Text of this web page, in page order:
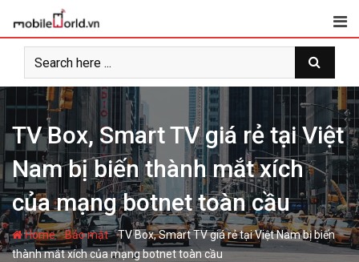
t
o
n
t
e
n
t
TV Box, Smart TV giá rẻ tại Việt
Nam bị biến thành mắt xích
của mạng botnet toàn cầu
Home-Bảo mật-TV Box, Smart TV giá rẻ tại Việt Nam bị biến
thành mắt xích của mạng botnet toàn cầu